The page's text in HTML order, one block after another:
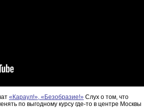
«Караул!», «Безобразие!» Слух о том, что
по выгодному курсу где-то в центре Москвы